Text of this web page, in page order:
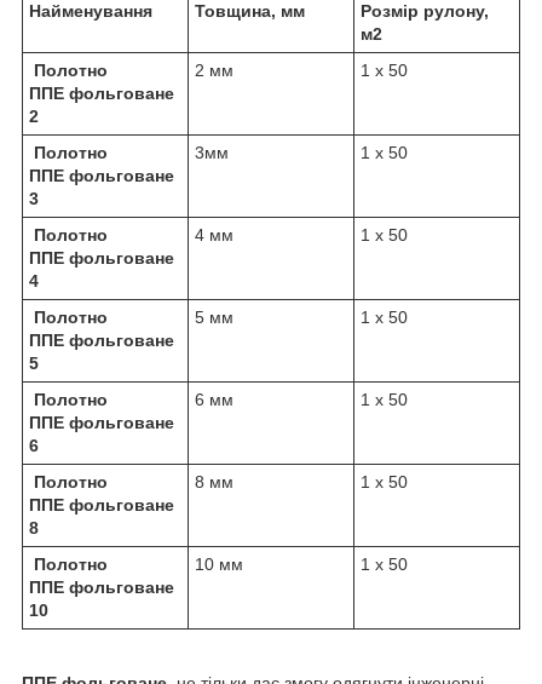
Найменування Товщина, мм
Розмір рулону,
м2
Полотно
ППЕ фольговане
2
2 мм 1 х 50
Полотно
ППЕ фольговане
3
3мм 1 х 50
Полотно
ППЕ фольговане
4
4 мм 1 х 50
Полотно
ППЕ фольговане
5
5 мм 1 х 50
Полотно
ППЕ фольговане
6
6 мм 1 х 50
Полотно
ППЕ фольговане
8
8 мм 1 х 50
Полотно
ППЕ фольговане
10
10 мм 1 х 50